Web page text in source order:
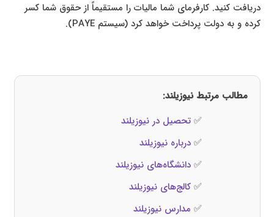
دریافت کنید. کارفرمای شما مالیات را مستقیماً از حقوق شما کسر
کرده و به دولت پرداخت خواهد کرد (سیستم PAYE).
مطالب مرتبط نیوزیلند:
✅تحصیل در نیوزیلند
✅درباره نیوزیلند
✅دانشگاه‌های نیوزیلند
✅کالج‌های نیوزیلند
✅ مدارس نیوزیلند